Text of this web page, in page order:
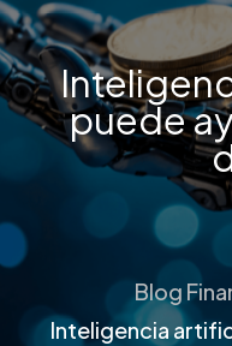
puede
Blog
Inteligencia